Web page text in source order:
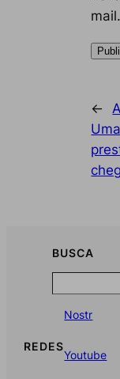
mail.
←
BUSCA
REDES
Nostr
Youtube